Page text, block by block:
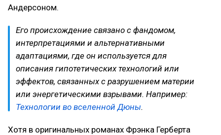
Андерсоном.
Его происхождение связано с фандомом,
интерпретациями и альтернативными
адаптациями, где он используется для
описания гипотетических технологий или
эффектов, связанных с разрушением материи
или энергетическими взрывами. Например:
Технологии во вселенной Дюны.
Хотя в оригинальных романах Фрэнка Герберта